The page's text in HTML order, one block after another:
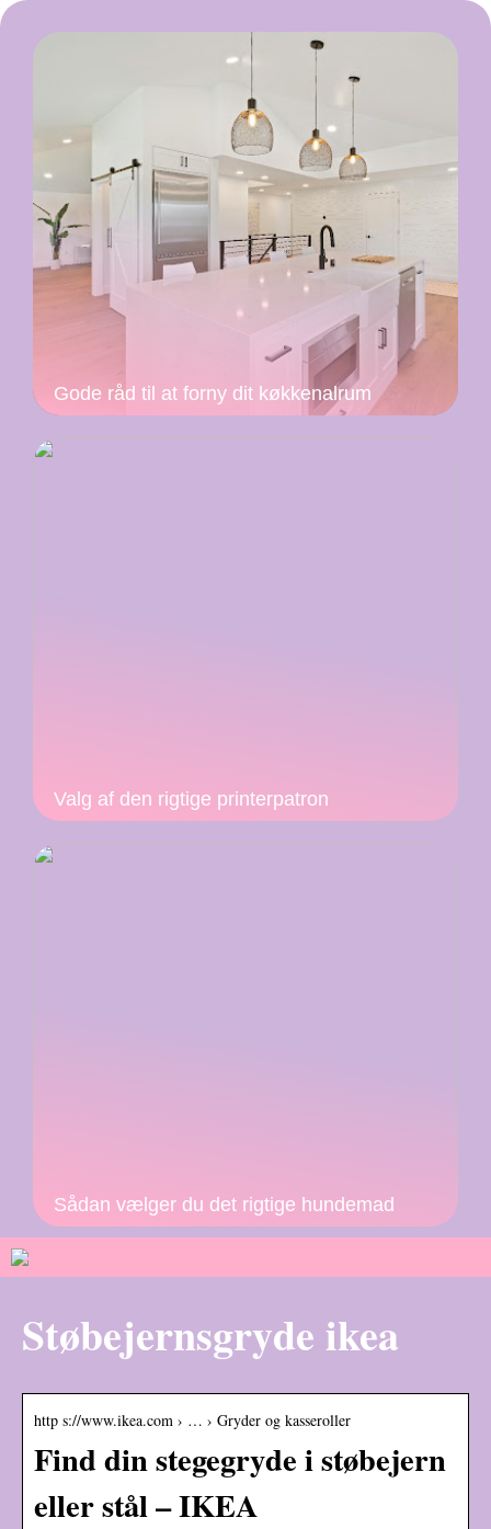
Gode råd til at forny dit køkkenalrum
Valg af den rigtige printerpatron
Sådan vælger du det rigtige hundemad
Støbejernsgryde ikea
http s://www.ikea.com › … › Gryder og kasseroller
Find din stegegryde i støbejern
eller stål – IKEA